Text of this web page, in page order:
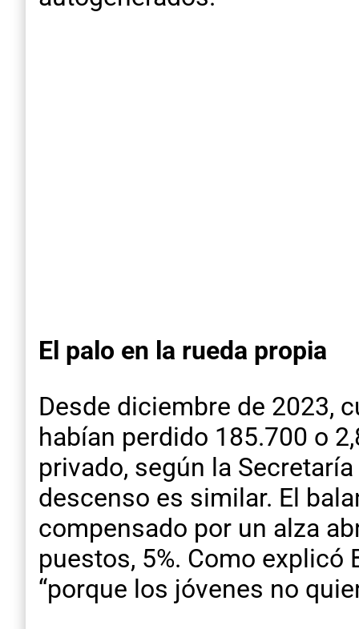
El palo en la rueda propia
Desde diciembre de 2023,
habían perdido 185.700 o
privado, según la
descenso es similar. El
compensado por un alza
puestos, 5%. Como
“porque los jóvenes no